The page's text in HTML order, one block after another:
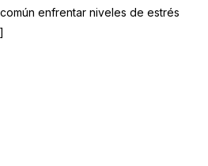
enfrentar niveles de estrés